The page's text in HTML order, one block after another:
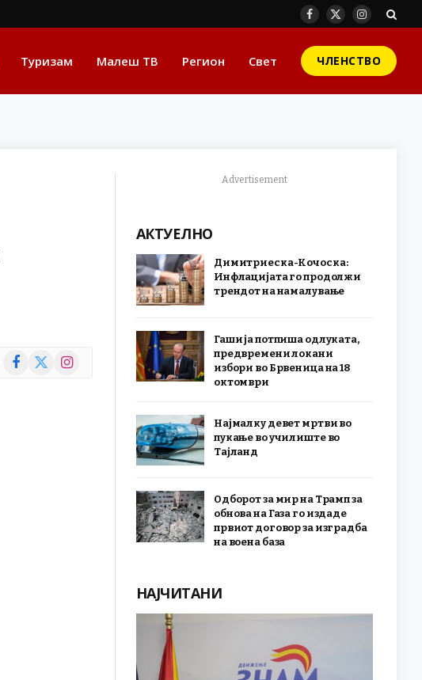
Facebook
X
Instagram
Туризам Малеш ТВ Регион Свет ЧЛЕНСТВО
Facebook
X
Instagram
Advertisement
АКТУЕЛНО
Димитриеска-Кочоска:
Инфлацијата го продолжи
трендот на намалување
Гаши ја потпиша одлуката,
предвремени локани
избори во Брвеница на 18
октомври
Најмалку девет мртви во
пукање во училиште во
Тајланд
Одборот за мир на Трамп за
обнова на Газа го издаде
првиот договор за изградба
на воена база
НАЈЧИТАНИ